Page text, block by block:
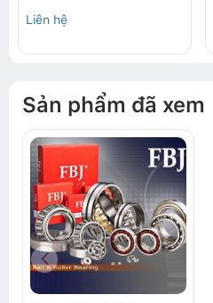
Liên hệ
Sản phẩm đã xem